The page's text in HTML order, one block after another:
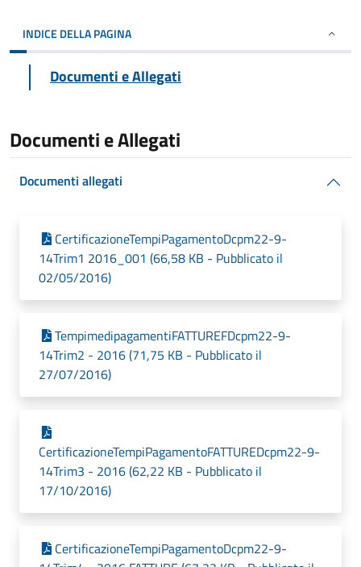
INDICE DELLA PAGINA
Documenti e Allegati
Documenti e Allegati
Documenti allegati
CertificazioneTempiPagamentoDcpm22-9-
14Trim1 2016_001 (66,58 KB - Pubblicato il
02/05/2016)
TempimedipagamentiFATTUREFDcpm22-9-
14Trim2 - 2016 (71,75 KB - Pubblicato il
27/07/2016)
CertificazioneTempiPagamentoFATTUREDcpm22-9-
14Trim3 - 2016 (62,22 KB - Pubblicato il
17/10/2016)
CertificazioneTempiPagamentoDcpm22-9-